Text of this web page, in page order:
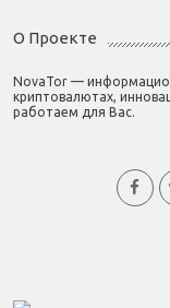
О Проекте
NovaTor —
криптовалютах,
работаем для Вас.